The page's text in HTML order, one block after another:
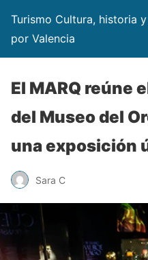
Turismo Cultura, historia
por Valencia
El MARQ reúne
del Museo del
una exposición
Sara C